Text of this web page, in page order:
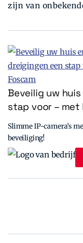
zijn van
Beveilig uw
stap voor – met
Slimme IP-camera’s
beveiliging!